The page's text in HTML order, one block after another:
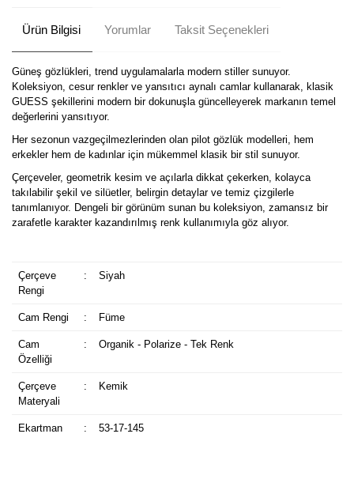
Ürün Bilgisi Yorumlar Taksit Seçenekleri
Güneş gözlükleri, trend uygulamalarla modern stiller sunuyor.
Koleksiyon, cesur renkler ve yansıtıcı aynalı camlar kullanarak, klasik
GUESS şekillerini modern bir dokunuşla güncelleyerek markanın temel
değerlerini yansıtıyor.
Her sezonun vazgeçilmezlerinden olan pilot gözlük modelleri, hem
erkekler hem de kadınlar için mükemmel klasik bir stil sunuyor.
Çerçeveler, geometrik kesim ve açılarla dikkat çekerken, kolayca
takılabilir şekil ve silüetler, belirgin detaylar ve temiz çizgilerle
tanımlanıyor. Dengeli bir görünüm sunan bu koleksiyon, zamansız bir
zarafetle karakter kazandırılmış renk kullanımıyla göz alıyor.
Çerçeve
Rengi
: Siyah
Cam Rengi : Füme
Cam
Özelliği
: Organik - Polarize - Tek Renk
Çerçeve
Materyali
: Kemik
Ekartman : 53-17-145